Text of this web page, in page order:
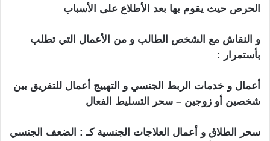
الحرص حيث يقوم بها بعد الأطلاع على الأسباب
و النقاش مع الشخص الطالب و من الأعمال التي تطلب
بأستمرار :
أعمال و خدمات الربط الجنسي و التهييج أعمال للتفريق بين
شخصين أو زوجين – سحر التسليط الفعال
سحر الطلاق و أعمال العلاجات الجنسية كـ : الضعف الجنسي